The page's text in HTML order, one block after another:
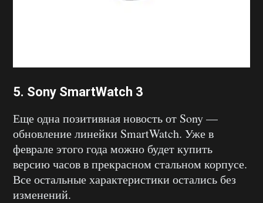
5. Sony SmartWatch 3
Еще одна позитивная новость от Sony —
обновление линейки SmartWatch. Уже в
феврале этого года можно будет купить
версию часов в прекрасном стальном корпусе.
Все остальные характеристики остались без
изменений.